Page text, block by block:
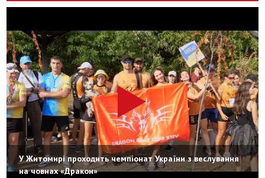
У Житомирі проходить чемпіонат України з веслування
на човнах «Дракон»